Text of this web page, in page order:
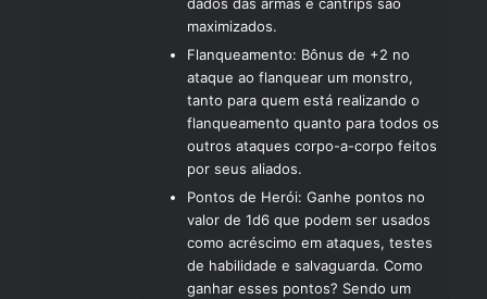
dados das armas e cantrips são
maximizados.
Flanqueamento: Bônus de +2 no
ataque ao flanquear um monstro,
tanto para quem está realizando o
flanqueamento quanto para todos os
outros ataques corpo-a-corpo feitos
por seus aliados.
Pontos de Herói: Ganhe pontos no
valor de 1d6 que podem ser usados
como acréscimo em ataques, testes
de habilidade e salvaguarda. Como
ganhar esses pontos? Sendo um